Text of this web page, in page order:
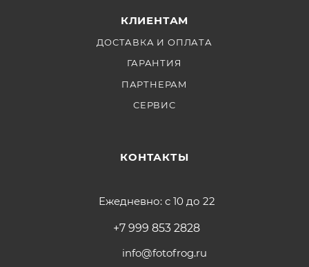
КЛИЕНТАМ
ДОСТАВКА И ОПЛАТА
ГАРАНТИЯ
ПАРТНЕРАМ
СЕРВИС
КОНТАКТЫ
Ежедневно: с 10 до 22
+7 999 853 2828
info@fotofrog.ru